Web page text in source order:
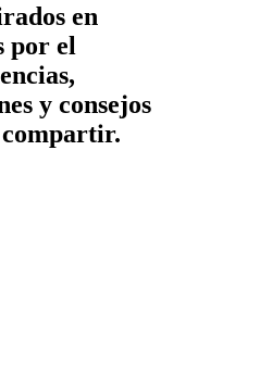
en
por el
y consejos
compartir.